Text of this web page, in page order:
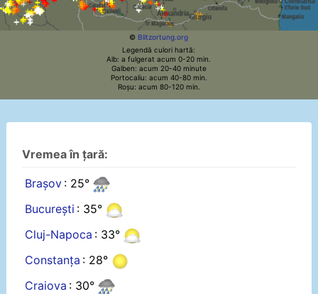
© Blitzortung.org
Legendă culori hartă:
Alb: a fulgerat acum 0-20 min.
Galben: acum 20-40 minute
Portocaliu: acum 40-80 min.
Roșu: acum 80-120 min.
Vremea în țară:
Brașov : 25°
București : 35°
Cluj-Napoca : 33°
Constanța : 28°
Craiova : 30°